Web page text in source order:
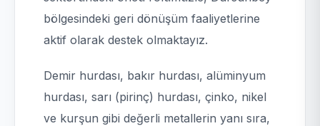
bölgesindeki geri dönüşüm faaliyetlerine
aktif olarak destek olmaktayız.
Demir hurdası, bakır hurdası, alüminyum
hurdası, sarı (pirinç) hurdası, çinko, nikel
ve kurşun gibi değerli metallerin yanı sıra,